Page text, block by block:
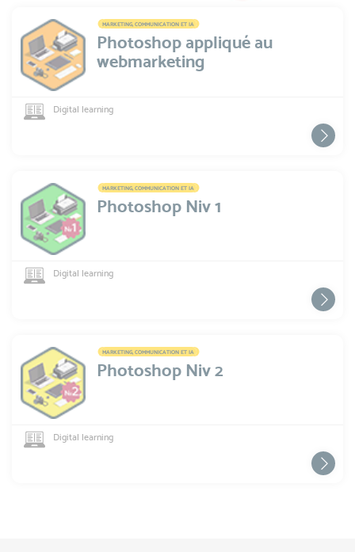
MARKETING, COMMUNICATION ET IA
Photoshop appliqué au
webmarketing
Digital learning
MARKETING, COMMUNICATION ET IA
Photoshop Niv 1
Digital learning
MARKETING, COMMUNICATION ET IA
Photoshop Niv 2
Digital learning